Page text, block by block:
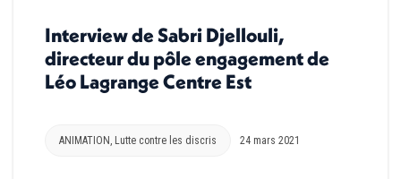
Interview de Sabri Djellouli,
directeur du pôle engagement de
Léo Lagrange Centre Est
ANIMATION , Lutte contre les discris 24 mars 2021